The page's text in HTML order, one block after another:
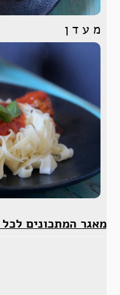
מ ע ד ן
מאגר המתכונים